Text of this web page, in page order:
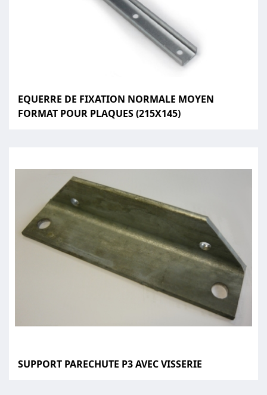
EQUERRE DE FIXATION NORMALE MOYEN
FORMAT POUR PLAQUES (215X145)
SUPPORT PARECHUTE P3 AVEC VISSERIE